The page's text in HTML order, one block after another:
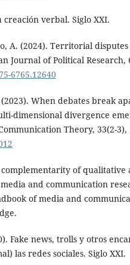
creación verbal. Siglo XXI.
A. (2024). Territorial
Journal of Political Research,
6765.12640
When debates break
dimensional divergence
Theory, 33(2-3),
complementarity of qualitative
and communication
of media and
Fake news, trolls y otros
las redes sociales. Siglo XXI.